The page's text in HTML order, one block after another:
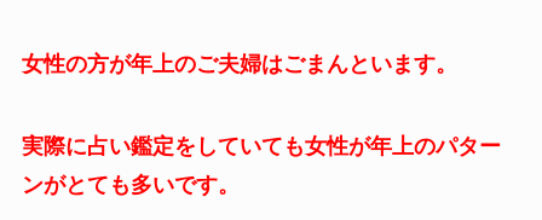
女性の方が年上のご夫婦はごまんといます。
実際に占い鑑定をしていても女性が年上のパター
ンがとても多いです。